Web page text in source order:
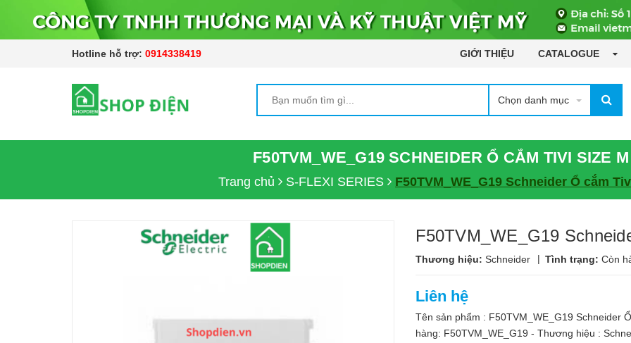
Hotline hỗ trợ: 0914338419 GIỚI THIỆU CATALOGUE
Chọn danh mục
F50TVM_WE_G19 SCHNEIDER Ổ CẮM TIVI SIZE
Trang chủ S-FLEXI SERIES F50TVM_WE_G19 Schneider Ổ cắm
F50TVM_WE_G19
Thương hiệu: Schneider | Tình trạng: Còn
Liên hệ
Tên sản phẩm : F50TVM_WE_G19 Schneider
hàng: F50TVM_WE_G19 - Thương hiệu :